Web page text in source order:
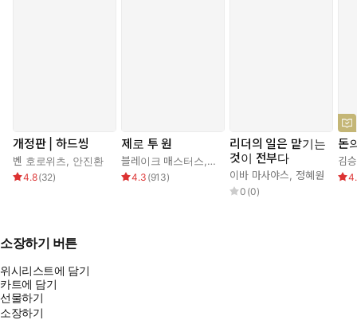
개정판 | 하드씽
벤 호로위츠, 안진환
4.8(32)
제로 투 원
블레이크 매스터스, 피터 틸,이지연
4.3 (913)
리더의 일은 맡기는
것이 전부다
이바 마사야스, 정혜원
0 (0)
돈
김
소장하기 버튼
위시리스트에 담기
카트에 담기
선물하기
소장하기